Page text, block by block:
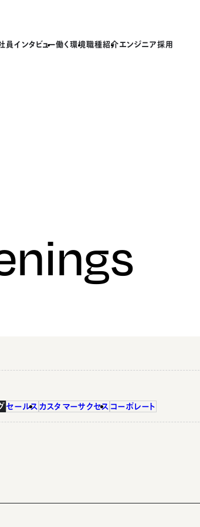
員インタビュー働く環境職種紹介エンジニア採用
セールス カスタマーサクセス コーポレート